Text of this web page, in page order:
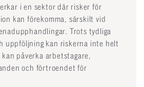
i en sektor där risker för
kan förekomma, särskilt vid
Trots tydliga
uppföljning kan riskerna inte helt
påverka arbetstagare,
och förtroendet för